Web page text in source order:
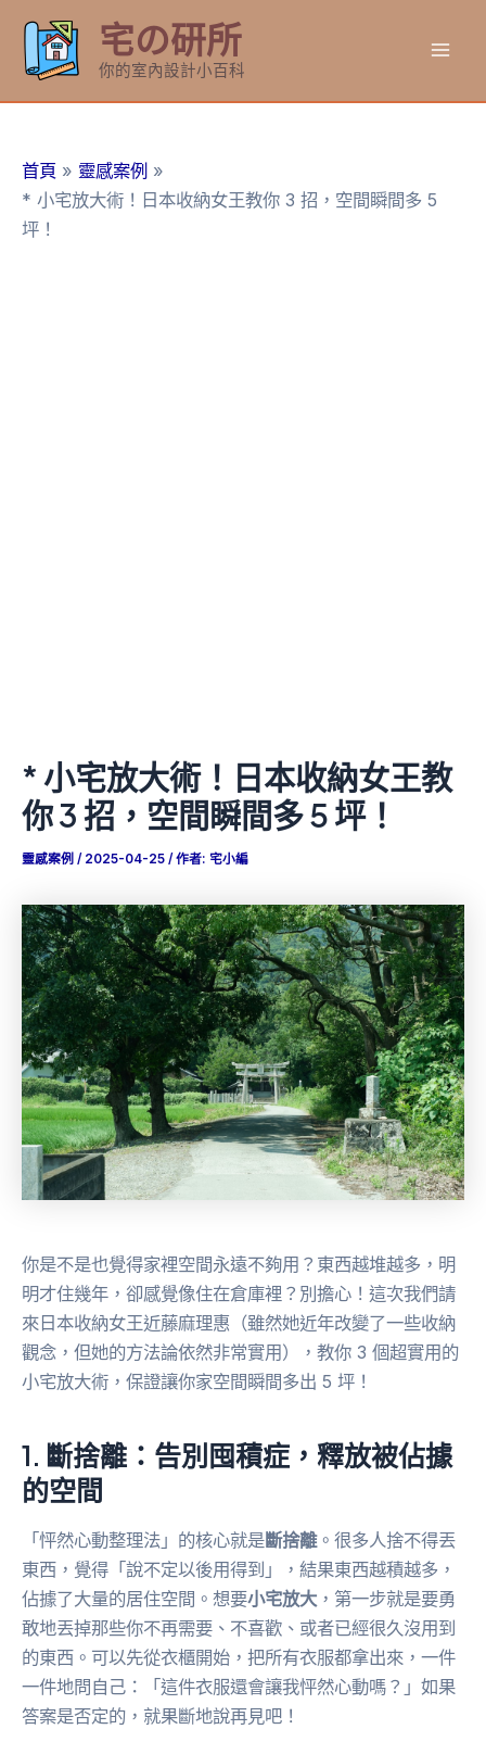
要
宅の研所
你的室內設計小百科
首頁
靈感案例
* 小宅放大術！日本收納女王教你 3 招，空間瞬間多 5
坪！
* 小宅放大術！日本收納女王教
你 3 招，空間瞬間多 5 坪！
靈感案例 / 2025-04-25 / 作者: 宅小編
你是不是也覺得家裡空間永遠不夠用？東西越堆越多，明
明才住幾年，卻感覺像住在倉庫裡？別擔心！這次我們請
來日本收納女王近藤麻理惠（雖然她近年改變了一些收納
觀念，但她的方法論依然非常實用），教你 3 個超實用的
小宅放大術，保證讓你家空間瞬間多出 5 坪！
1. 斷捨離：告別囤積症，釋放被佔據
的空間
「怦然心動整理法」的核心就是斷捨離。很多人捨不得丟
東西，覺得「說不定以後用得到」，結果東西越積越多，
佔據了大量的居住空間。想要小宅放大 ，第一步就是要勇
敢地丟掉那些你不再需要、不喜歡、或者已經很久沒用到
的東西。可以先從衣櫃開始，把所有衣服都拿出來，一件
一件地問自己：「這件衣服還會讓我怦然心動嗎？」如果
答案是否定的，就果斷地說再見吧！